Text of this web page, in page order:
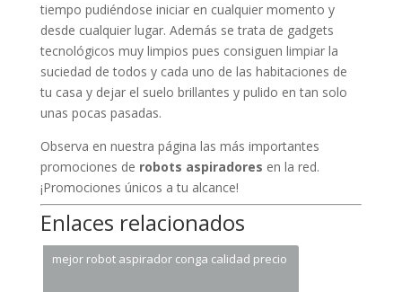
tiempo pudiéndose iniciar en cualquier momento y
desde cualquier lugar. Además se trata de gadgets
tecnológicos muy limpios pues consiguen limpiar la
suciedad de todos y cada uno de las habitaciones de
tu casa y dejar el suelo brillantes y pulido en tan solo
unas pocas pasadas.
Observa en nuestra página las más importantes
promociones de robots aspiradores en la red.
¡Promociones únicos a tu alcance!
Enlaces relacionados
mejor robot aspirador conga calidad precio